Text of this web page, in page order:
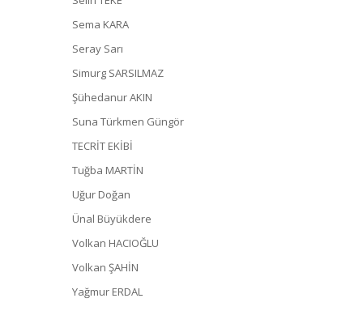
Sema KARA
Seray Sarı
Simurg SARSILMAZ
Şühedanur AKIN
Suna Türkmen Güngör
TECRİT EKİBİ
Tuğba MARTİN
Uğur Doğan
Ünal Büyükdere
Volkan HACIOĞLU
Volkan ŞAHİN
Yağmur ERDAL